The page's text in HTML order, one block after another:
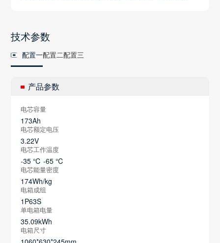
技术参数
配置一配置二配置三
产品参数
电芯容量
173Ah
电芯额定电压
3.22V
电芯工作温度
-35 ℃ -65 ℃
电芯能量密度
174Wh/kg
电箱成组
1P63S
单电箱电量
35.09kWh
电箱尺寸